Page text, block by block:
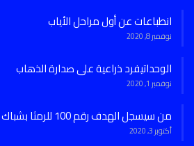
انطباعات عن أول مراحل الأياب
نوفمبر 8, 2020
الوحداتيفرد ذراعية على صدارة الذهاب
نوفمبر 1, 2020
من سيسجل الهدف رقم 100 للرمثا بشباك الجزيرة !!
أكتوبر 3, 2020